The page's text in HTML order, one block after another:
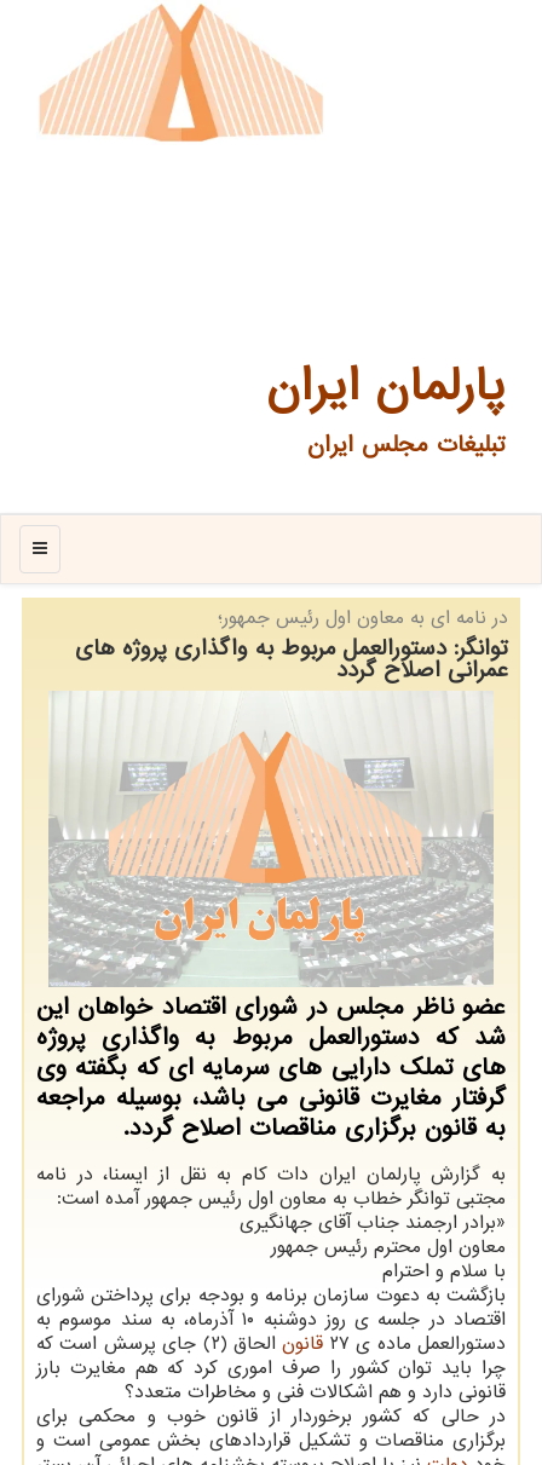
پارلمان ایران
تبلیغات مجلس ایران
منو
در نامه ای به معاون اول رئیس جمهور؛
توانگر: دستورالعمل مربوط به واگذاری پروژه های
عمرانی اصلاح گردد
عضو ناظر مجلس در شورای اقتصاد خواهان این
شد كه دستورالعمل مربوط به واگذاری پروژه
های تملك دارایی های سرمایه ای كه بگفته وی
گرفتار مغایرت قانونی می باشد، بوسیله مراجعه
به قانون برگزاری مناقصات اصلاح گردد.
به گزارش پارلمان ایران دات کام به نقل از ایسنا، در نامه
مجتبی توانگر خطاب به معاون اول رئیس جمهور آمده است:
«برادر ارجمند جناب آقای جهانگیری
معاون اول محترم رئیس جمهور
با سلام و احترام
بازگشت به دعوت سازمان برنامه و بودجه برای پرداختن شورای
اقتصاد در جلسه ی روز دوشنبه ۱۰ آذرماه، به سند موسوم به
دستورالعمل ماده ی ۲۷
قانون
الحاق (۲) جای پرسش است که
چرا باید توان کشور را صرف اموری کرد که هم مغایرت بارز
قانونی دارد و هم اشکالات فنی و مخاطرات متعدد؟
در حالی که کشور برخوردار از قانون خوب و محکمی برای
برگزاری مناقصات و تشکیل قراردادهای بخش عمومی است و